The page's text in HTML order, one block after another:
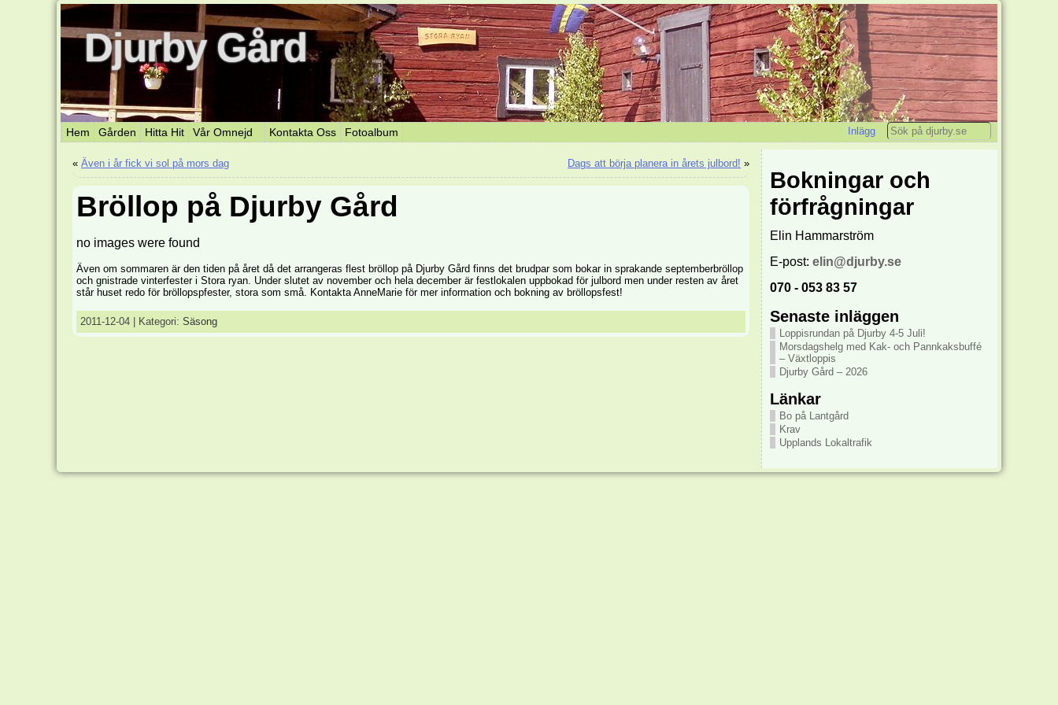
Djurby Gård
Hem Gården Hitta Hit Vår Omnejd Kontakta Oss Fotoalbum Inlägg
« Även i år fick vi sol på mors dag Dags att börja planera in årets julbord! »
Bröllop på Djurby Gård
no images were found
Även om sommaren är den tiden på året då det arrangeras flest bröllop på Djurby Gård finns det brudpar som bokar in sprakande septemberbröllop
och gnistrade vinterfester i Stora ryan. Under slutet av november och hela december är festlokalen uppbokad för julbord men under resten av året
står huset redo för bröllopspfester, stora som små. Kontakta AnneMarie för mer information och bokning av bröllopsfest!
2011-12-04 | Kategori: Säsong
Bokningar och
förfrågningar
Elin Hammarström
E-post: elin@djurby.se
070 - 053 83 57
Senaste inläggen
Loppisrundan på Djurby 4-5 Juli!
Morsdagshelg med Kak- och Pannkaksbuffé
– Växtloppis
Djurby Gård – 2026
Länkar
Bo på Lantgård
Krav
Upplands Lokaltrafik